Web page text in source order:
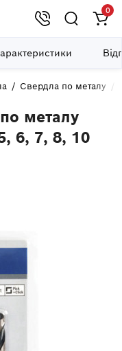
0
Свердла по металу
металу
6, 7, 8, 10